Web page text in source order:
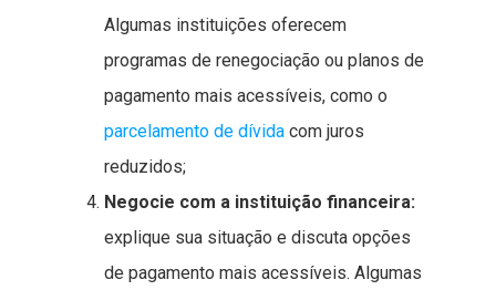
Algumas instituições oferecem
programas de renegociação ou planos de
pagamento mais acessíveis, como o
parcelamento de dívida com juros
reduzidos;
Negocie com a instituição financeira:
explique sua situação e discuta opções
de pagamento mais acessíveis. Algumas